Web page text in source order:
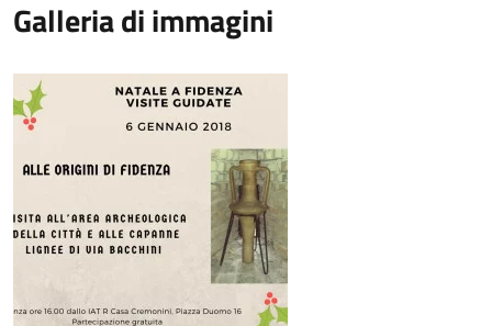
Galleria di immagini